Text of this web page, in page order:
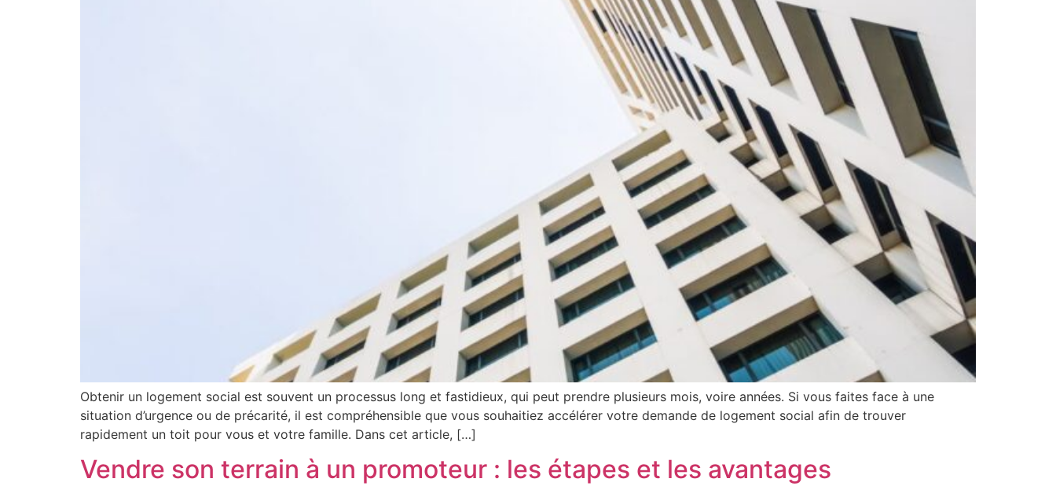
Obtenir un logement social est souvent un processus long et fastidieux, qui peut prendre plusieurs mois, voire années. Si vous faites face à une
situation d’urgence ou de précarité, il est compréhensible que vous souhaitiez accélérer votre demande de logement social afin de trouver
rapidement un toit pour vous et votre famille. Dans cet article, […]
Vendre son terrain à un promoteur : les étapes et les avantages